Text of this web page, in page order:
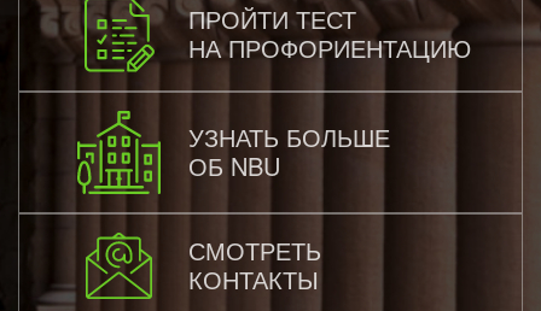
ПРОЙТИ ТЕСТ
НА ПРОФОРИЕНТАЦИЮ
УЗНАТЬ БОЛЬШЕ
ОБ NBU
СМОТРЕТЬ
КОНТАКТЫ